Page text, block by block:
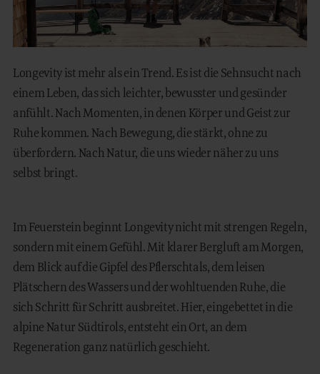
REITERHOF
OUTDOOR
Longevity ist mehr als ein Trend. Es ist die Sehnsucht nach
einem Leben, das sich leichter, bewusster und gesünder
anfühlt. Nach Momenten, in denen Körper und Geist zur
Ruhe kommen. Nach Bewegung, die stärkt, ohne zu
überfordern. Nach Natur, die uns wieder näher zu uns
selbst bringt.
Im Feuerstein beginnt Longevity nicht mit strengen Regeln,
sondern mit einem Gefühl. Mit klarer Bergluft am Morgen,
dem Blick auf die Gipfel des Pflerschtals, dem leisen
Plätschern des Wassers und der wohltuenden Ruhe, die
sich Schritt für Schritt ausbreitet. Hier, eingebettet in die
alpine Natur Südtirols, entsteht ein Ort, an dem
Regeneration ganz natürlich geschieht.